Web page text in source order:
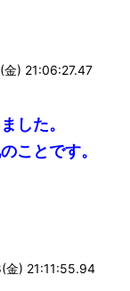
) 21:06:27.47
した。
ことです。
) 21:11:55.94